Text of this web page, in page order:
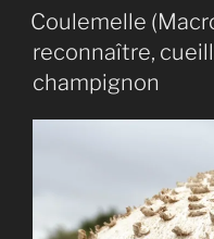
[
Coulemelle
reconnaître,
champignon